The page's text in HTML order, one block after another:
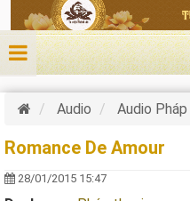
Nhảy đến nội dung
Audio Audio
Romance De Amour
28/01/2015 15:47